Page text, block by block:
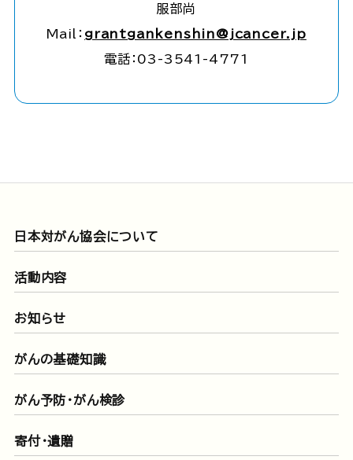
服部尚
Mail： grantgankenshin@jcancer.jp
電話：03-3541-4771
日本対がん協会について
活動内容
お知らせ
がんの基礎知識
がん予防・がん検診
寄付・遺贈